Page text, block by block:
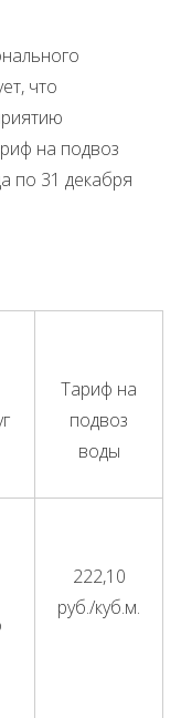
что
на подвоз
по 31 декабря
Тариф на
подвоз
воды
222,10
руб./куб.м.